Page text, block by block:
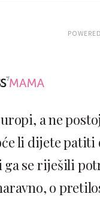
a ne
li dijete patiti
se riješili
o